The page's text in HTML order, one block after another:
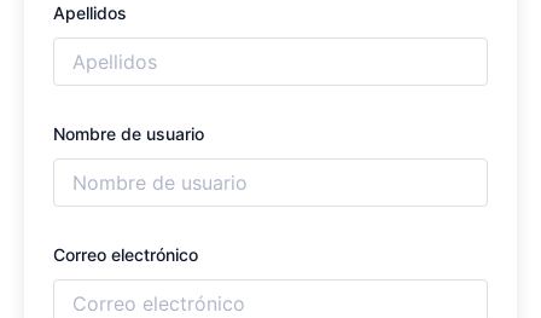
Apellidos
Nombre de usuario
Correo electrónico